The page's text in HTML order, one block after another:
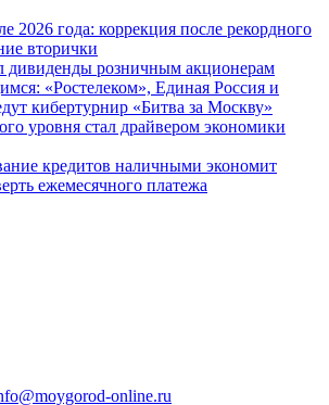
2026 года: коррекция после рекордного
вторички
дивиденды розничным акционерам
«Ростелеком», Единая Россия и
кибертурнир «Битва за Москву»
уровня стал драйвером экономики
кредитов наличными экономит
ежемесячного платежа
online.ru